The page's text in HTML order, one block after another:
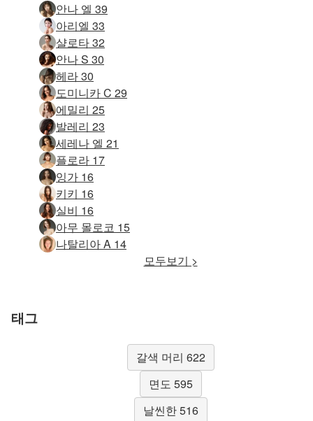
안나 엘 39
아리엘 33
샬로타 32
안나 S 30
헤라 30
도미니카 C 29
에밀리 25
발레리 23
세레나 엘 21
플로라 17
잉가 16
키키 16
실비 16
아무 몰로코 15
나탈리아 A 14
모두보기 >
태그
갈색 머리 622
면도 595
날씬한 516